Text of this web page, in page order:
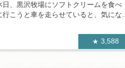
日、黒沢牧場にソフトクリームを食べ
行こうと車を走らせていると、気にな...
3,588